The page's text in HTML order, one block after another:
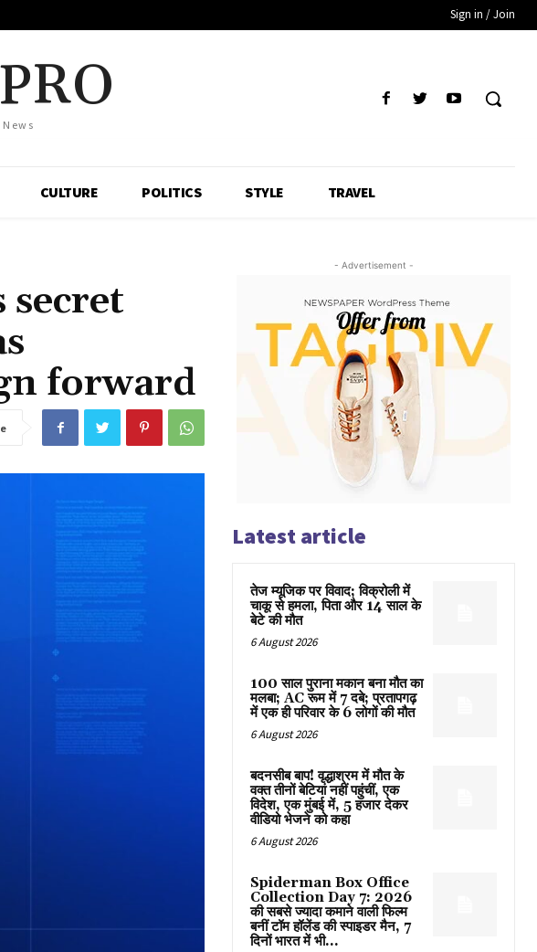
Sign in / Join
CULTURE POLITICS STYLE TRAVEL
secret
forward
- Advertisement -
Latest article
तेज म्यूजिक पर विवाद; विक्रोली में
चाकू से हमला, पिता और 14 साल के
बेटे की मौत
6 August 2026
100 साल पुराना मकान बना मौत का
मलबा; AC रूम में 7 दबे; प्रतापगढ़
में एक ही परिवार के 6 लोगों की मौत
6 August 2026
बदनसीब बाप! वृद्धाश्रम में मौत के
वक्त तीनों बेटियां नहीं पहुंचीं, एक
विदेश, एक मुंबई में, 5 हजार देकर
वीडियो भेजने को कहा
6 August 2026
Spiderman Box Office
Collection Day 7: 2026
की सबसे ज्यादा कमाने वाली फिल्म
बनीं टॉम हॉलेंड की स्पाइडर मैन, 7
दिनों भारत में भी...